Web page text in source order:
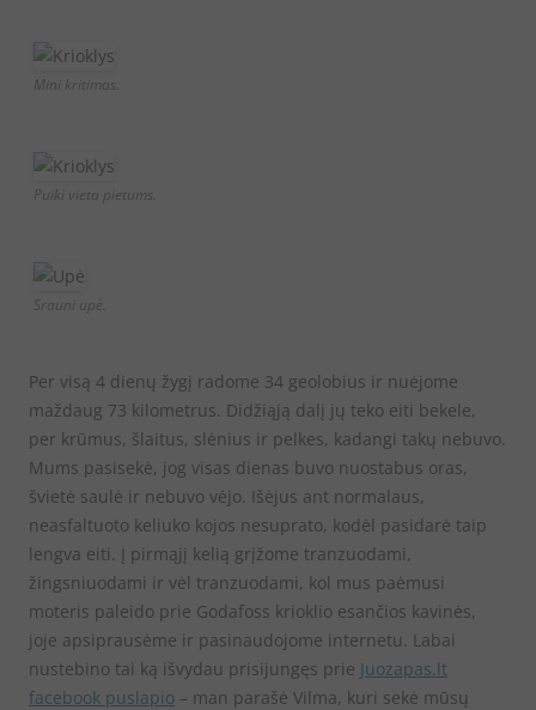
Mini kritimas.
Puiki vieta pietums.
Srauni upė.
Per visą 4 dienų žygį radome 34 geolobius ir nuėjome
maždaug 73 kilometrus. Didžiąją dalį jų teko eiti bekele,
per krūmus, šlaitus, slėnius ir pelkes, kadangi takų nebuvo.
Mums pasisekė, jog visas dienas buvo nuostabus oras,
švietė saulė ir nebuvo vėjo. Išėjus ant normalaus,
neasfaltuoto keliuko kojos nesuprato, kodėl pasidarė taip
lengva eiti. Į pirmąjį kelią grįžome tranzuodami,
žingsniuodami ir vėl tranzuodami, kol mus paėmusi
moteris paleido prie Godafoss krioklio esančios kavinės,
joje apsiprausėme ir pasinaudojome internetu. Labai
nustebino tai ką išvydau prisijungęs prie Juozapas.lt
facebook puslapio – man parašė Vilma, kuri sekė mūsų